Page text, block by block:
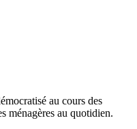
au cours des
ménagères au quotidien.